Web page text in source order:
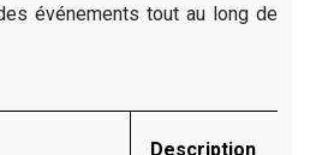
événements tout au long de
Description